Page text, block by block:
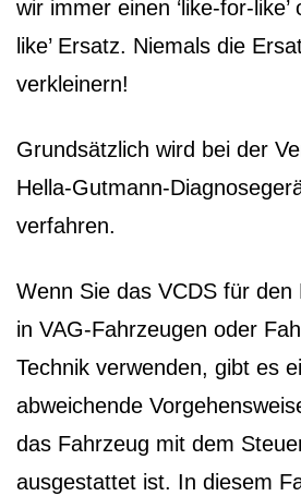
wir immer einen ‘like-for-like’
like’ Ersatz. Niemals die
verkleinern!
Grundsätzlich wird bei der
Hella-Gutmann-
verfahren.
Wenn Sie das VCDS für den
in VAG-Fahrzeugen oder
Technik verwenden, gibt es
abweichende
das Fahrzeug mit dem
ausgestattet ist. In diesem